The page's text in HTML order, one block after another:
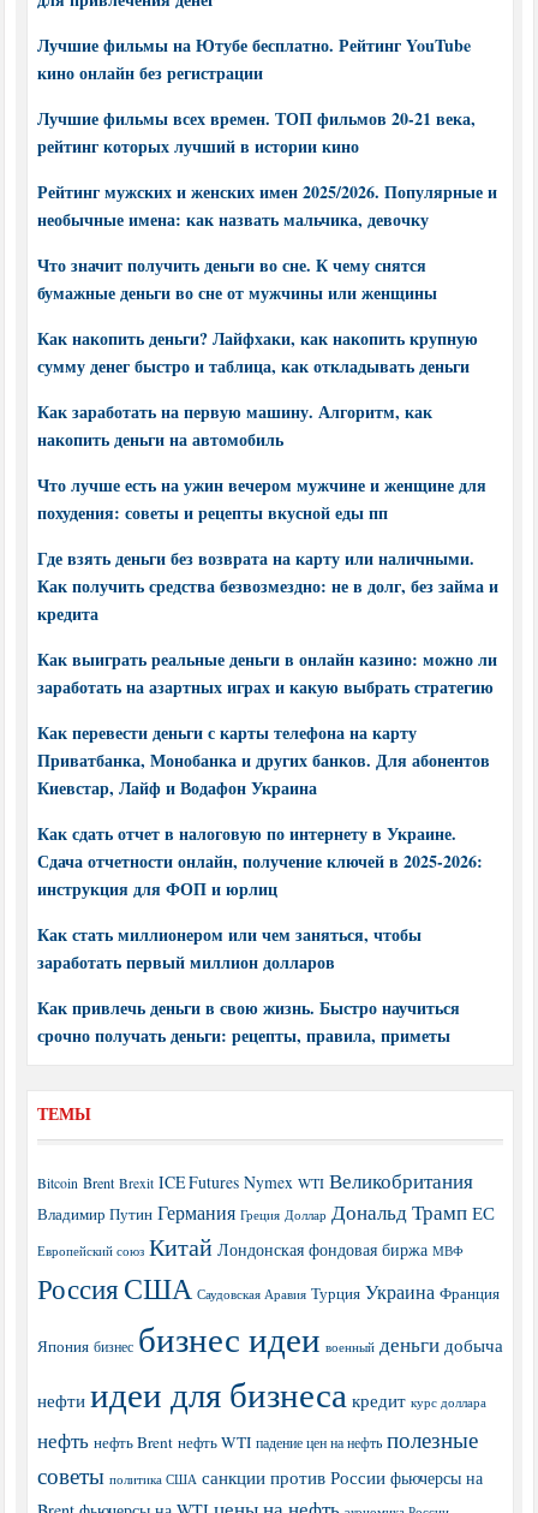
Лучшие фильмы на Ютубе бесплатно. Рейтинг YouTube
кино онлайн без регистрации
Лучшие фильмы всех времен. ТОП фильмов 20-21 века,
рейтинг которых лучший в истории кино
Рейтинг мужских и женских имен 2025/2026. Популярные и
необычные имена: как назвать мальчика, девочку
Что значит получить деньги во сне. К чему снятся
бумажные деньги во сне от мужчины или женщины
Как накопить деньги? Лайфхаки, как накопить крупную
сумму денег быстро и таблица, как откладывать деньги
Как заработать на первую машину. Алгоритм, как
накопить деньги на автомобиль
Что лучше есть на ужин вечером мужчине и женщине для
похудения: советы и рецепты вкусной еды пп
Где взять деньги без возврата на карту или наличными.
Как получить средства безвозмездно: не в долг, без займа и
кредита
Как выиграть реальные деньги в онлайн казино: можно ли
заработать на азартных играх и какую выбрать стратегию
Как перевести деньги с карты телефона на карту
Приватбанка, Монобанка и других банков. Для абонентов
Киевстар, Лайф и Водафон Украина
Как сдать отчет в налоговую по интернету в Украине.
Сдача отчетности онлайн, получение ключей в 2025-2026:
инструкция для ФОП и юрлиц
Как стать миллионером или чем заняться, чтобы
заработать первый миллион долларов
Как привлечь деньги в свою жизнь. Быстро научиться
срочно получать деньги: рецепты, правила, приметы
ТЕМЫ
Bitcoin Brent Brexit ICE Futures Nymex WTI Великобритания
Владимир Путин Германия Греция Доллар Дональд Трамп ЕС
Европейский союз Китай Лондонская фондовая биржа МВФ
РоссияСША Саудовская Аравия Турция Украина Франция
Япония бизнес бизнес идеи военный деньги добыча
нефти идеи для бизнеса кредит курс доллара
нефть нефть Brent нефть WTI падение цен на нефть полезные
советы политика США санкции против России фьючерсы на